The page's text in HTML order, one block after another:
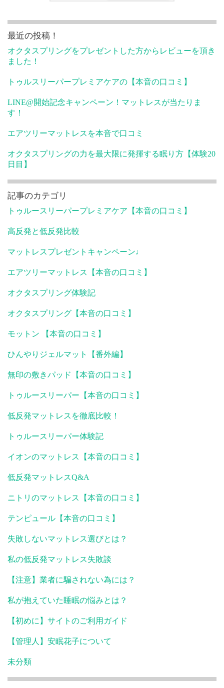
最近の投稿！
オクタスプリングをプレゼントした方からレビューを頂き
ました！
トゥルスリーパープレミアケアの【本音の口コミ】
LINE@開始記念キャンペーン！マットレスが当たりま
す！
エアツリーマットレスを本音で口コミ
オクタスプリングの力を最大限に発揮する眠り方【体験20
日目】
記事のカテゴリ
トゥルースリーパープレミアケア【本音の口コミ】
高反発と低反発比較
マットレスプレゼントキャンペーン♩
エアツリーマットレス【本音の口コミ】
オクタスプリング体験記
オクタスプリング【本音の口コミ】
モットン 【本音の口コミ】
ひんやりジェルマット【番外編】
無印の敷きパッド【本音の口コミ】
トゥルースリーパー【本音の口コミ】
低反発マットレスを徹底比較！
トゥルースリーパー体験記
イオンのマットレス【本音の口コミ】
低反発マットレスQ&A
ニトリのマットレス【本音の口コミ】
テンピュール【本音の口コミ】
失敗しないマットレス選びとは？
私の低反発マットレス失敗談
【注意】業者に騙されない為には？
私が抱えていた睡眠の悩みとは？
【初めに】サイトのご利用ガイド
【管理人】安眠花子について
未分類